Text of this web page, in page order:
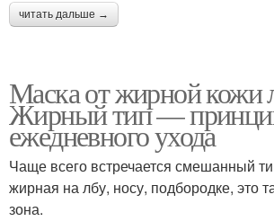
читать дальше →
Маска от жирной кожи
Жирный тип —
ежедневного ухода
Чаще всего встречается смешанный
жирная на лбу, носу, подбородке, это
зона.